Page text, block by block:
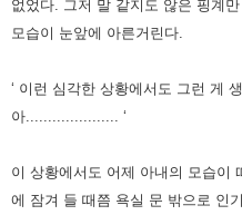
없었다.
그저 말 같지도 않은 핑계
모습이 눈앞에 아른거린다.
‘ 이런 심각한 상황에서도 그런 게
아..................... ‘
이 상황에서도 어제 아내의 모습이
에 잠겨 들 때쯤 욕실 문 밖으로 인